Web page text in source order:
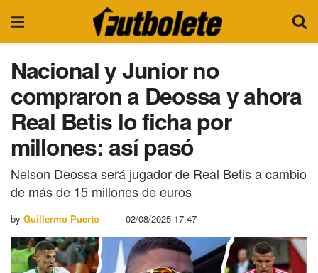
Nacional y Junior no
compraron a Deossa y ahora
Real Betis lo ficha por
millones: así pasó
Nelson Deossa será jugador de Real Betis a cambio
de más de 15 millones de euros
by Guillermo Puerto 02/08/2025 17:47